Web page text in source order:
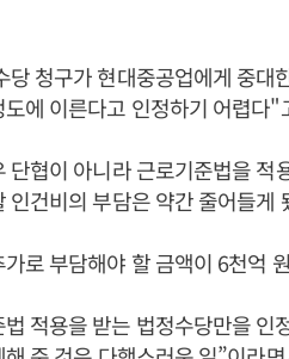
청구가 현대중공업에게 중대
에 이른다고 인정하기 어렵다"
협이 아니라 근로기준법을 적
건비의 부담은 약간 줄어들게
로 부담해야 할 금액이 6천억
적용을 받는 법정수당만을 인